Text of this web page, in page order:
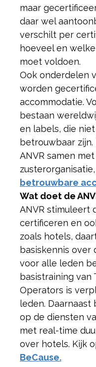
maar
daar wel
verschilt per
hoeveel en
moet voldoen.
Ook onderdelen
worden
accommodatie.
bestaan
en labels, die
betrouwbaar
ANVR samen
betrouwbare
Wat doet de
ANVR stimuleert
certificeren en
zoals hotels,
basiskennis over
voor alle leden
basistraining van
Operators is
leden.
op de diensten
met real-time
over hotels. Kijk
BeCause.